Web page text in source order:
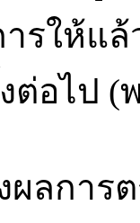
รให้แ
อไป (
ผลกา